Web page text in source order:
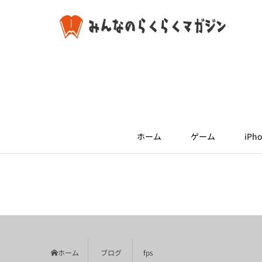
ホーム ゲーム
ホーム ブログ fps